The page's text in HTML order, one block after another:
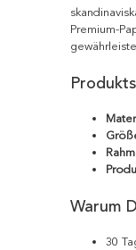
Premium-
Warum
30